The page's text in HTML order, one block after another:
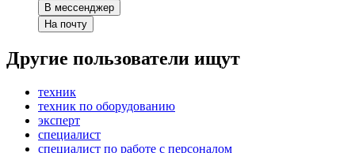
В мессенджер
На почту
Другие пользователи ищут
техник
техник по оборудованию
эксперт
специалист
специалист по работе с персоналом